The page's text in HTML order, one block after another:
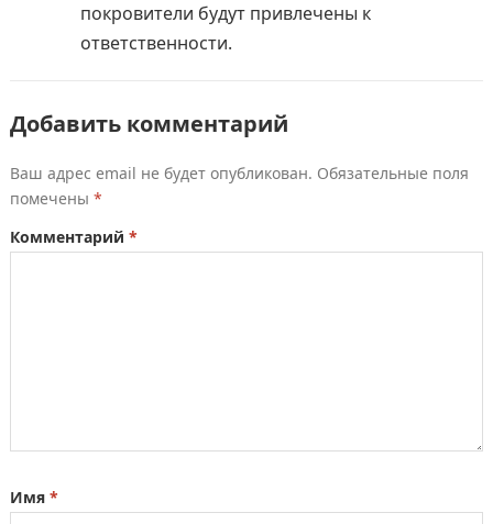
покровители будут привлечены к
ответственности.
Добавить комментарий
Ваш адрес email не будет опубликован. Обязательные поля
помечены *
Комментарий *
Имя *